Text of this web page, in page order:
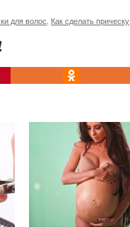
для волос Как сделать прическу